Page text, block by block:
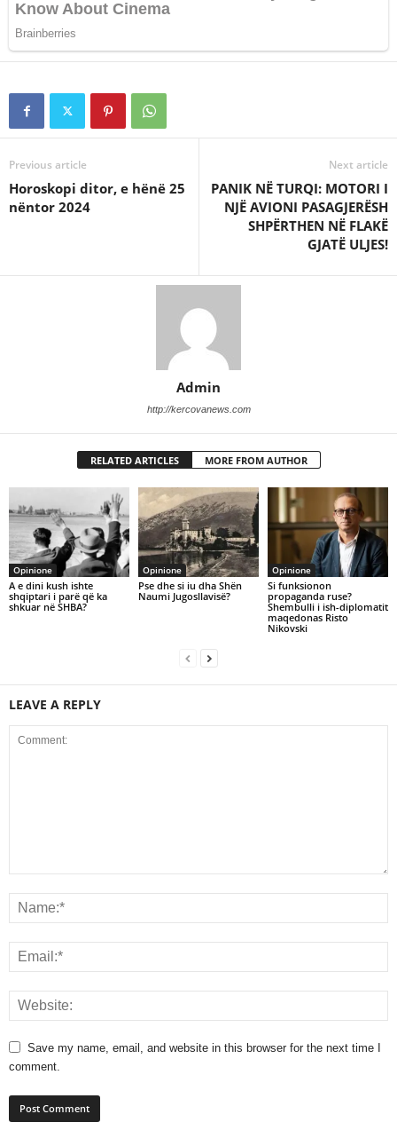
Previous article
Horoskopi ditor, e hënë 25
nëntor 2024
Next article
PANIK NË TURQI: MOTORI I
NJË AVIONI PASAGJERËSH
SHPËRTHEN NË FLAKË
GJATË ULJES!
Admin
http://kercovanews.com
RELATED ARTICLES MORE FROM AUTHOR
Opinione
A e dini kush ishte
shqiptari i parë që ka
shkuar në SHBA?
Opinione
Pse dhe si iu dha Shën
Naumi Jugosllavisë?
Opinione
Si funksionon
propaganda ruse?
Shembulli i ish-diplomatit
maqedonas Risto
Nikovski
LEAVE A REPLY
Save my name, email, and website in this browser for the next time I
comment.